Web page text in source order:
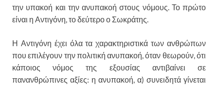
την υπακοή και την ανυπακοή στους νόμους. Το πρώτο
είναι η Αντιγόνη, το δεύτερο ο Σωκράτης.
Η Αντιγόνη έχει όλα τα χαρακτηριστικά των ανθρώπων
που επιλέγουν την πολιτική ανυπακοή, όταν θεωρούν, ότι
κάποιος νόμος της εξουσίας αντιβαίνει σε
πανανθρώπινες αξίες: η ανυπακοή, α) συνειδητά γίνεται